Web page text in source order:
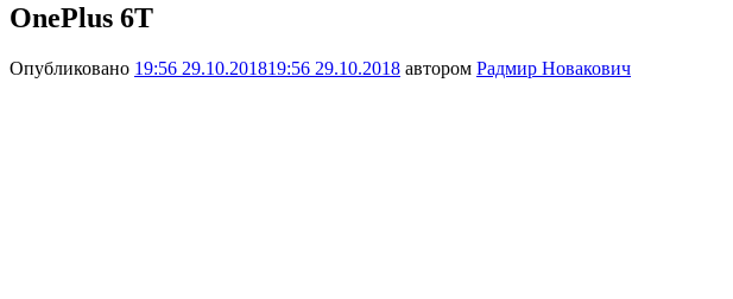
OnePlus 6T
Опубликовано 19:56 29.10.201819:56 29.10.2018 автором Радмир Новакович